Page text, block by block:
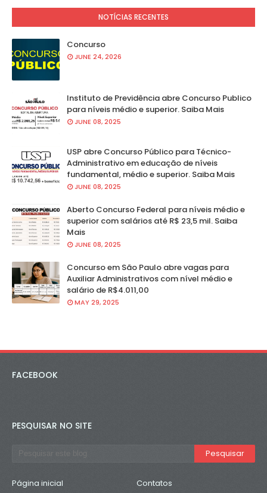
NOTÍCIAS RECENTES
Concurso
JUNE 24, 2026
Instituto de Previdência abre Concurso Publico
para níveis médio e superior. Saiba Mais
JUNE 08, 2025
USP abre Concurso Público para Técnico-
Administrativo em educação de níveis
fundamental, médio e superior. Saiba Mais
JUNE 08, 2025
Aberto Concurso Federal para níveis médio e
superior com salários até R$ 23,5 mil. Saiba
Mais
JUNE 08, 2025
Concurso em São Paulo abre vagas para
Auxiliar Administrativos com nível médio e
salário de R$4.011,00
MAY 29, 2025
FACEBOOK
PESQUISAR NO SITE
Página inicial Contatos